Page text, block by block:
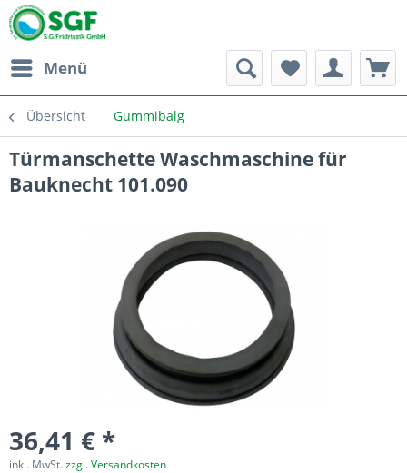
Menü
Übersicht Gummibalg
Türmanschette Waschmaschine für
Bauknecht 101.090
36,41 € *
inkl. MwSt.zzgl. Versandkosten